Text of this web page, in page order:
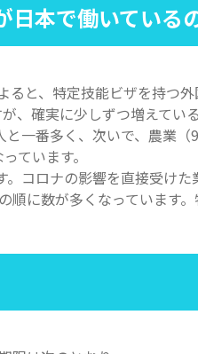
本で働いている
と、特定技能ビザを持つ
、確実に少しずつ増えてい
一番多く、次いで、農業
ています。
コロナの影響を直接受けた
に数が多くなっています